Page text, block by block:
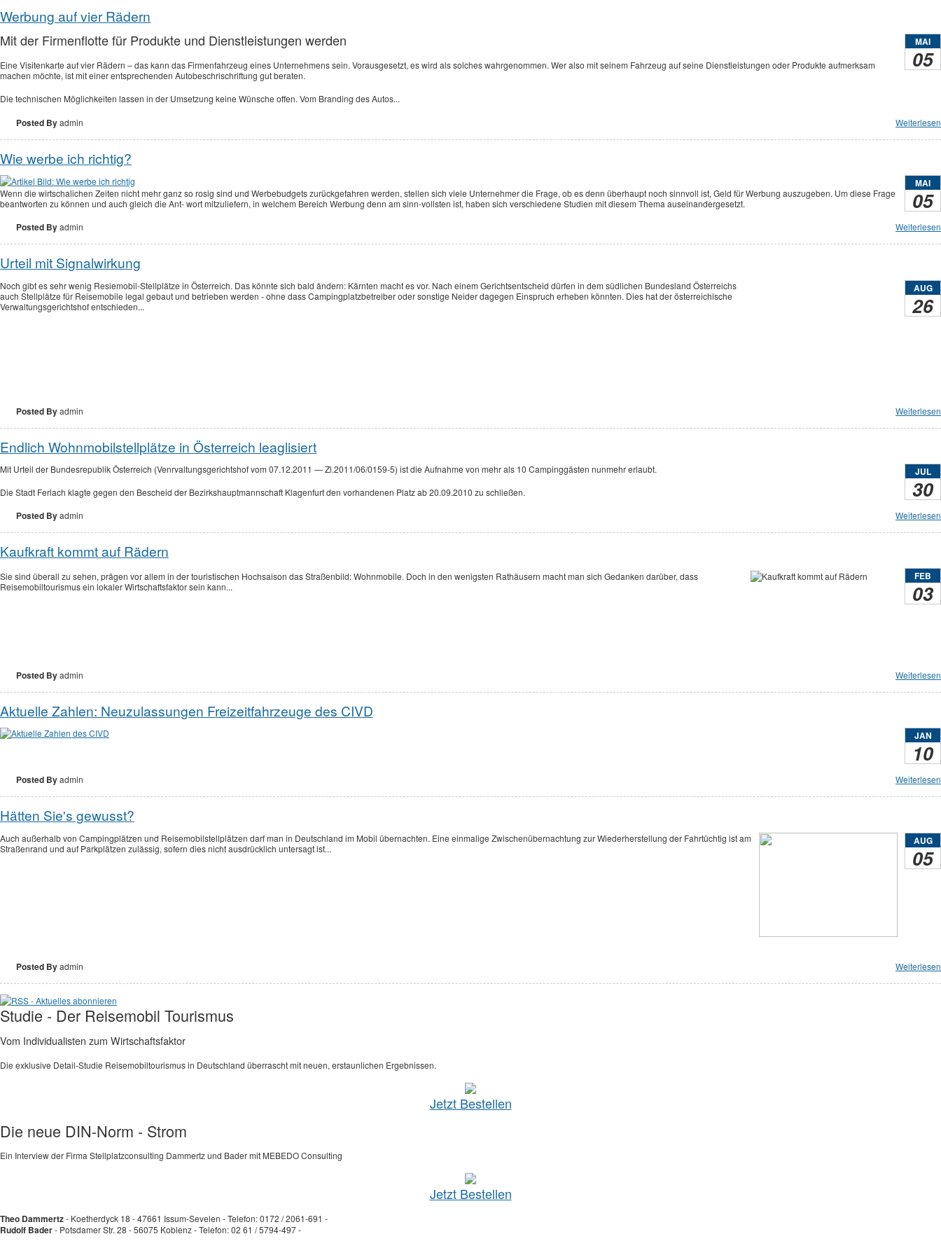
Werbung auf vier Rädern
MAI
05
Mit der Firmenflotte für Produkte und Dienstleistungen werden
Eine Visitenkarte auf vier Rädern – das kann das Firmenfahrzeug eines Unternehmens sein. Vorausgesetzt, es wird als solches wahrgenommen. Wer also mit seinem Fahrzeug auf seine Dienstleistungen oder Produkte aufmerksam
machen möchte, ist mit einer entsprechenden Autobeschrischriftung gut beraten.
Die technischen Möglichkeiten lassen in der Umsetzung keine Wünsche offen. Vom Branding des Autos...
Posted Byadmin Weiterlesen
Wie werbe ich richtig?
MAI
05
Wenn die wirtschalichen Zeiten nicht mehr ganz so rosig sind und Werbebudgets zurückgefahren werden, stellen sich viele Unternehmer die Frage, ob es denn überhaupt noch sinnvoll ist, Geld für Werbung auszugeben. Um diese Frage
beantworten zu können und auch gleich die Ant- wort mitzuliefern, in welchem Bereich Werbung denn am sinn-vollsten ist, haben sich verschiedene Studien mit diesem Thema auseinandergesetzt.
Posted Byadmin Weiterlesen
Urteil mit Signalwirkung
AUG
26
Noch gibt es sehr wenig Resiemobil-Stellplätze in Österreich. Das könnte sich bald ändern: Kärnten macht es vor. Nach einem Gerichtsentscheid dürfen in dem südlichen Bundesland Österreichs
auch Stellplätze für Reisemobile legal gebaut und betrieben werden - ohne dass Campingplatzbetreiber oder sonstige Neider dagegen Einspruch erheben könnten. Dies hat der österreichische
Verwaltungsgerichtshof entschieden...
Posted Byadmin Weiterlesen
Endlich Wohnmobilstellplätze in Österreich leaglisiert
JUL
30
Mit Urteil der Bundesrepublik Österreich (Venrvaltungsgerichtshof vom 07.12.2011 — Zl.2011/06/0159-5) ist die Aufnahme von mehr als 10 Campinggästen nunmehr erlaubt.
Die Stadt Ferlach klagte gegen den Bescheid der Bezirkshauptmannschaft Klagenfurt den vorhandenen Platz ab 20.09.2010 zu schließen.
Posted Byadmin Weiterlesen
Kaufkraft kommt auf Rädern
FEB
03
Sie sind überall zu sehen, prägen vor allem in der touristischen Hochsaison das Straßenbild: Wohnmobile. Doch in den wenigsten Rathäusern macht man sich Gedanken darüber, dass
Reisemobiltourismus ein lokaler Wirtschaftsfaktor sein kann...
Posted Byadmin Weiterlesen
Aktuelle Zahlen: Neuzulassungen Freizeitfahrzeuge des CIVD
JAN
10
Posted Byadmin Weiterlesen
Hätten Sie's gewusst?
AUG
05
Auch außerhalb von Campingplätzen und Reisemobilstellplätzen darf man in Deutschland im Mobil übernachten. Eine einmalige Zwischenübernachtung zur Wiederherstellung der Fahrtüchtig ist am
Straßenrand und auf Parkplätzen zulässig, sofern dies nicht ausdrücklich untersagt ist...
Posted Byadmin Weiterlesen
Studie - Der Reisemobil Tourismus
Vom Individualisten zum Wirtschaftsfaktor
Die exklusive Detail-Studie Reisemobiltourismus in Deutschland überrascht mit neuen, erstaunlichen Ergebnissen.
Jetzt Bestellen
Die neue DIN-Norm - Strom
Ein Interview der Firma Stellplatzconsulting Dammertz und Bader mit MEBEDO Consulting
Jetzt Bestellen
Theo Dammertz- Koetherdyck 18 - 47661 Issum-Sevelen - Telefon: 0172 / 2061-691 -
Rudolf Bader- Potsdamer Str. 28 - 56075 Koblenz - Telefon: 02 61 / 5794-497 -